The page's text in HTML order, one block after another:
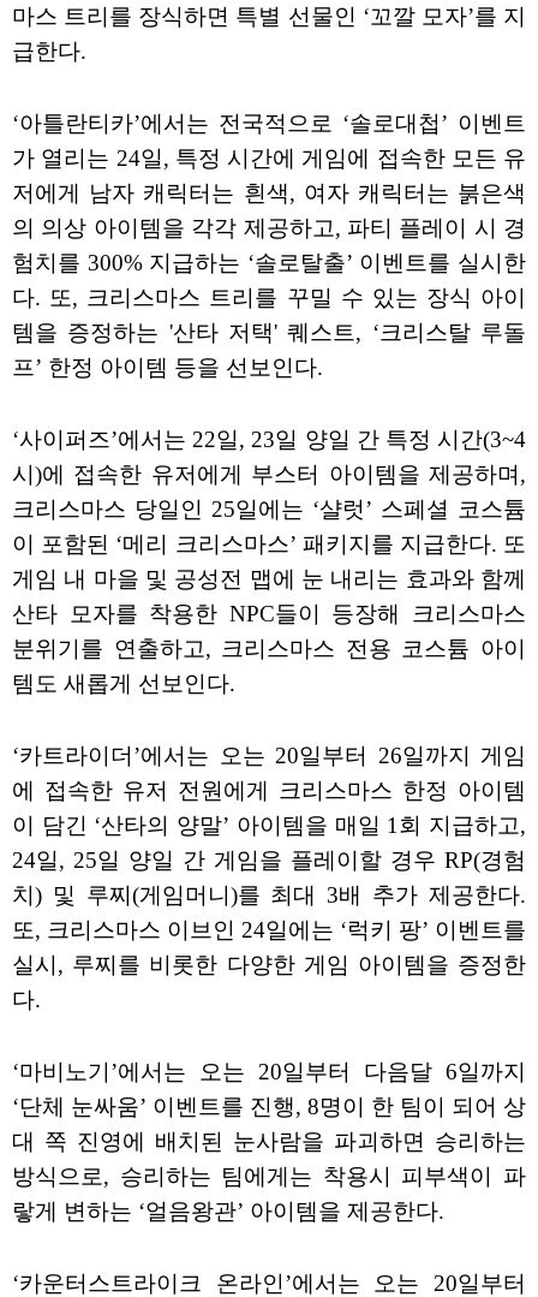
마스 트리를 장식하면 특별 선물인 ‘꼬깔 모자’를 지
급한다.
‘아틀란티카’에서는 전국적으로 ‘솔로대첩’ 이벤트
가 열리는 24일, 특정 시간에 게임에 접속한 모든 유
저에게 남자 캐릭터는 흰색, 여자 캐릭터는 붉은색
의 의상 아이템을 각각 제공하고, 파티 플레이 시 경
험치를 300% 지급하는 ‘솔로탈출’ 이벤트를 실시한
다. 또, 크리스마스 트리를 꾸밀 수 있는 장식 아이
템을 증정하는 '산타 저택' 퀘스트, ‘크리스탈 루돌
프’ 한정 아이템 등을 선보인다.
‘사이퍼즈’에서는 22일, 23일 양일 간 특정 시간(3~4
시)에 접속한 유저에게 부스터 아이템을 제공하며,
크리스마스 당일인 25일에는 ‘샬럿’ 스페셜 코스튬
이 포함된 ‘메리 크리스마스’ 패키지를 지급한다. 또
게임 내 마을 및 공성전 맵에 눈 내리는 효과와 함께
산타 모자를 착용한 NPC들이 등장해 크리스마스
분위기를 연출하고, 크리스마스 전용 코스튬 아이
템도 새롭게 선보인다.
‘카트라이더’에서는 오는 20일부터 26일까지 게임
에 접속한 유저 전원에게 크리스마스 한정 아이템
이 담긴 ‘산타의 양말’ 아이템을 매일 1회 지급하고,
24일, 25일 양일 간 게임을 플레이할 경우 RP(경험
치) 및 루찌(게임머니)를 최대 3배 추가 제공한다.
또, 크리스마스 이브인 24일에는 ‘럭키 팡’ 이벤트를
실시, 루찌를 비롯한 다양한 게임 아이템을 증정한
다.
‘마비노기’에서는 오는 20일부터 다음달 6일까지
‘단체 눈싸움’ 이벤트를 진행, 8명이 한 팀이 되어 상
대 쪽 진영에 배치된 눈사람을 파괴하면 승리하는
방식으로, 승리하는 팀에게는 착용시 피부색이 파
랗게 변하는 ‘얼음왕관’ 아이템을 제공한다.
‘카운터스트라이크 온라인’에서는 오는 20일부터